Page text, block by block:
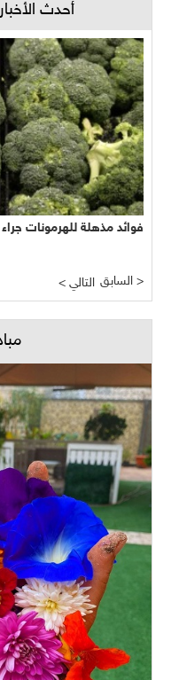
أحدث
فوائد مذهلة للهرمونات جراء
< التالي السابق >